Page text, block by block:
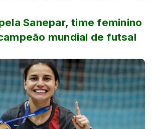
Sanepar, time feminino
mundial de futsal